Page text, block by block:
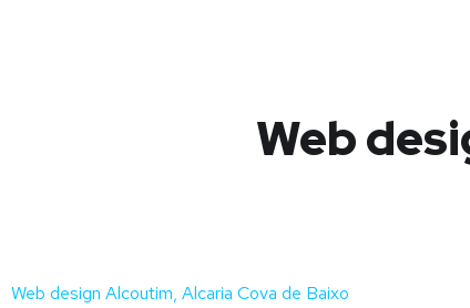
Web
Web design Alcoutim, Alcaria Cova de Baixo